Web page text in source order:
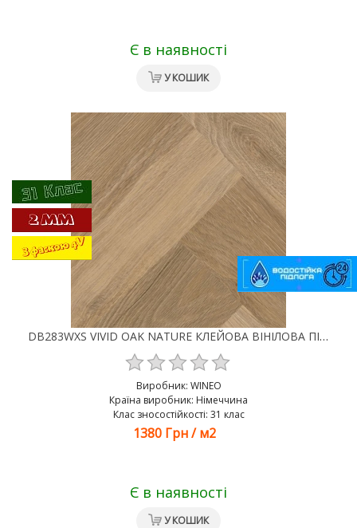
Є в наявності
У КОШИК
DB283WXS VIVID OAK NATURE КЛЕЙОВА ВІНІЛОВА ПІДЛОГА LVT WINEO 400
Виробник: WINEO
Країна виробник: Німеччина
Клас зносостійкості: 31 клас
1380 Грн/м2
Є в наявності
У КОШИК